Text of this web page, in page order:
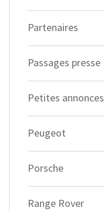
Partenaires
Passages presse
Petites annonces
Peugeot
Porsche
Range Rover